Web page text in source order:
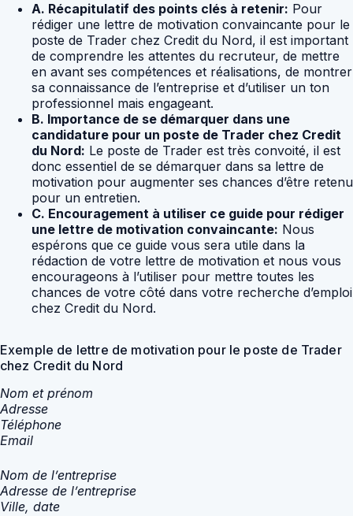
A. Récapitulatif des points clés à retenir: Pour
rédiger une lettre de motivation convaincante pour le
poste de Trader chez Credit du Nord, il est important
de comprendre les attentes du recruteur, de mettre
en avant ses compétences et réalisations, de montrer
sa connaissance de l’entreprise et d’utiliser un ton
professionnel mais engageant.
B. Importance de se démarquer dans une
candidature pour un poste de Trader chez Credit
du Nord: Le poste de Trader est très convoité, il est
donc essentiel de se démarquer dans sa lettre de
motivation pour augmenter ses chances d’être retenu
pour un entretien.
C. Encouragement à utiliser ce guide pour rédiger
une lettre de motivation convaincante: Nous
espérons que ce guide vous sera utile dans la
rédaction de votre lettre de motivation et nous vous
encourageons à l’utiliser pour mettre toutes les
chances de votre côté dans votre recherche d’emploi
chez Credit du Nord.
Exemple de lettre de motivation pour le poste de Trader
chez Credit du Nord
Nom et prénom
Adresse
Téléphone
Email
Nom de l’entreprise
Adresse de l’entreprise
Ville, date